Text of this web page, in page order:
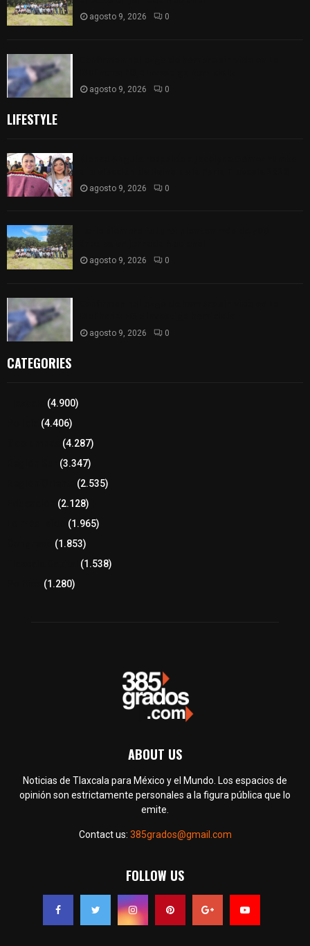
agosto 9, 2026 0
agosto 9, 2026 0
LIFESTYLE
agosto 9, 2026 0
agosto 9, 2026 0
agosto 9, 2026 0
CATEGORIES
(4.900)
(4.406)
(4.287)
(3.347)
(2.535)
(2.128)
(1.965)
(1.853)
(1.538)
(1.280)
ABOUT US
Noticias de Tlaxcala para México y el Mundo. Los espacios de
opinión son estrictamente personales a la figura pública que lo
emite.
Contact us: 385grados@gmail.com
FOLLOW US